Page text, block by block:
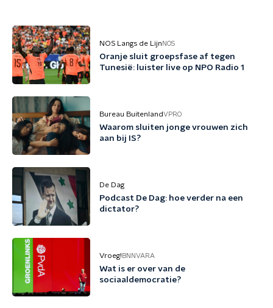
NOS Langs de Lijn NOS
Oranje sluit groepsfase af tegen
Tunesië: luister live op NPO Radio 1
Bureau BuitenlandVPRO
Waarom sluiten jonge vrouwen zich
aan bij IS?
De Dag
Podcast De Dag: hoe verder na een
dictator?
Vroeg! BNNVARA
Wat is er over van de
sociaaldemocratie?